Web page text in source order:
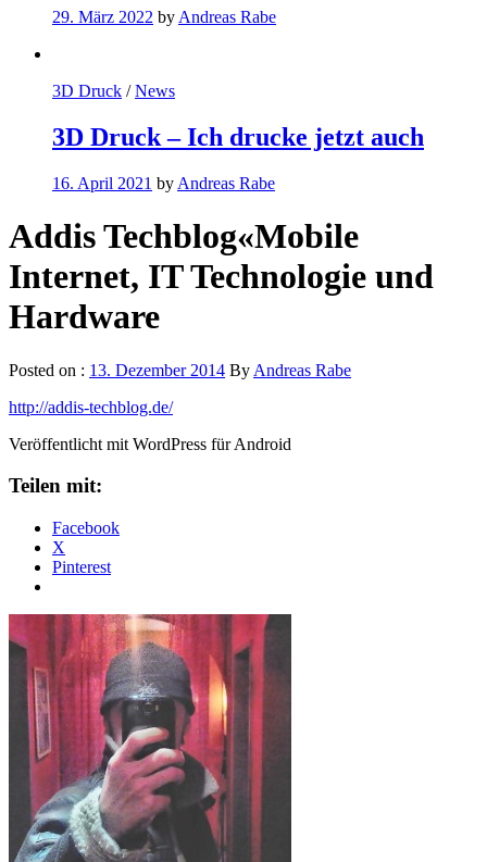
29. März 2022 by Andreas Rabe
3D Druck /News
3D Druck – Ich drucke jetzt auch
16. April 2021 by Andreas Rabe
Addis Techblog«Mobile
Internet, IT Technologie und
Hardware
Posted on : 13. Dezember 2014 By Andreas Rabe
http://addis-techblog.de/
Veröffentlicht mit WordPress für Android
Teilen mit:
Facebook
X
Pinterest